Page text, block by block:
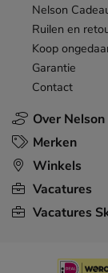
Over Nelson
Nelson
Ruilen en
Koop
Garantie
Contact
Merken
Winkels
Vacatures
Vacatures